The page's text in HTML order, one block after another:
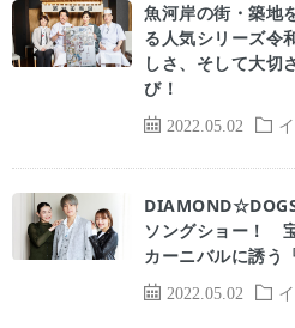
2022.05.02
魚河岸の街・築地
る人気シリーズ
しさ、そして大切
び！
2022.05.02
ソングショー！
カーニバルに誘う